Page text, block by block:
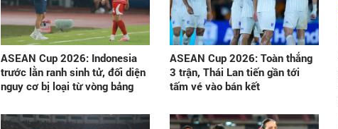
ASEAN Cup 2026: Indonesia
trước lằn ranh sinh tử, đối diện
nguy cơ bị loại từ vòng bảng
ASEAN Cup 2026: Toàn thắng
3 trận, Thái Lan tiến gần tới
tấm vé vào bán kết